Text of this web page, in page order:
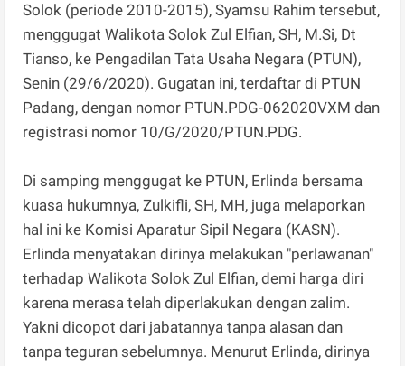
Solok (periode 2010-2015), Syamsu Rahim tersebut,
menggugat Walikota Solok Zul Elfian, SH, M.Si, Dt
Tianso, ke Pengadilan Tata Usaha Negara (PTUN),
Senin (29/6/2020). Gugatan ini, terdaftar di PTUN
Padang, dengan nomor PTUN.PDG-062020VXM dan
registrasi nomor 10/G/2020/PTUN.PDG.
Di samping menggugat ke PTUN, Erlinda bersama
kuasa hukumnya, Zulkifli, SH, MH, juga melaporkan
hal ini ke Komisi Aparatur Sipil Negara (KASN).
Erlinda menyatakan dirinya melakukan "perlawanan"
terhadap Walikota Solok Zul Elfian, demi harga diri
karena merasa telah diperlakukan dengan zalim.
Yakni dicopot dari jabatannya tanpa alasan dan
tanpa teguran sebelumnya. Menurut Erlinda, dirinya